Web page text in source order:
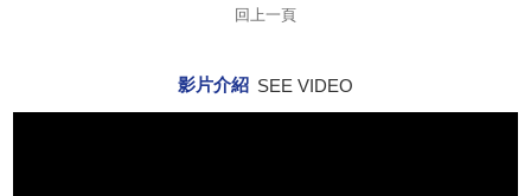
回上一頁
影片介紹 SEE VIDEO